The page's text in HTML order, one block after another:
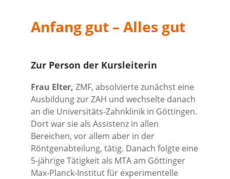
Anfang gut – Alles gut
Zur Person der Kursleiterin
Frau Elter, ZMF, absolvierte zunächst eine
Ausbildung zur ZAH und wechselte danach
an die Universitäts-Zahnklinik in Göttingen.
Dort war sie als Assistenz in allen
Bereichen, vor allem aber in der
Röntgenabteilung, tätig. Danach folgte eine
5-jährige Tätigkeit als MTA am Göttinger
Max-Planck-Institut für experimentelle